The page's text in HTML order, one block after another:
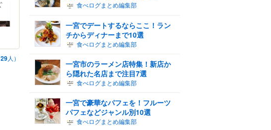
29人）
食べログまとめ編集部
一宮でデートするならここ！ラン
チからディナーまで10選
食べログまとめ編集部
一宮市のラーメン店特集！新店か
ら隠れた名店まで注目7選
食べログまとめ編集部
一宮で豪華なパフェを！フルーツ
パフェなどジャンル別10選
食べログまとめ編集部